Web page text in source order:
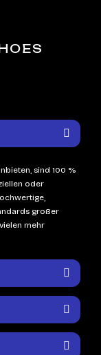
sind 100 %
oder
großer
mehr